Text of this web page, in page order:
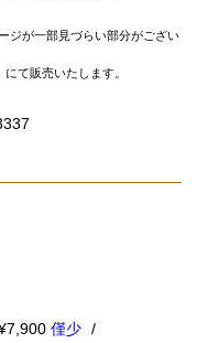
ジが一部見づらい部分がござい
て販売いたします。
僅少